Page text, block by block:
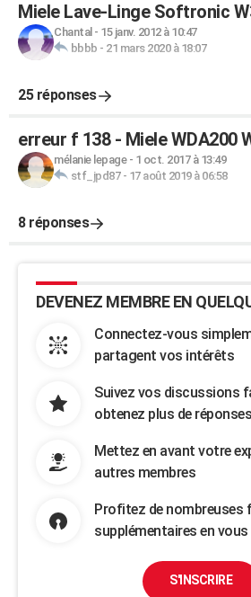
Miele Lave-Linge Softronic
Chantal - 15 janv. 2012 à 10:47
bbbb - 21 mars 2020 à 18:07
25 réponses
erreur f 138 - Miele WDA200
mélanie lepage- 1 oct. 2017 à 13:49
stf_jpd87- 17 août 2019 à 06:58
8 réponses
DEVENEZ MEMBRE EN
Connectez-vous
partagent vos intérêts
Suivez vos discussions
obtenez plus de réponses
Mettez en avant votre
autres membres
Profitez de
supplémentaires en
S'INSCRIRE